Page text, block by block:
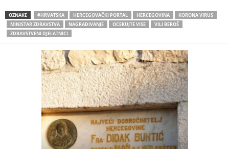
OZNAKE #HRVATSKA HERCEGOVAČKI PORTAL HERCEGOVINA
KORONA VIRUS
MINISTAR ZDRAVSTVA
NAGRAĐIVANJE OCEKUJTE VISE
VILI BEROŠ
ZDRAVSTVENI DJELATNICI